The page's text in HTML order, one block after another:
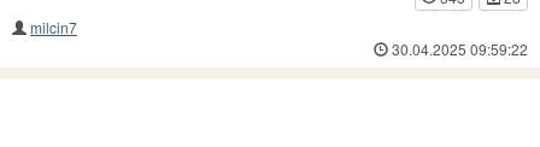
milcin7
30.04.2025 09:59:22